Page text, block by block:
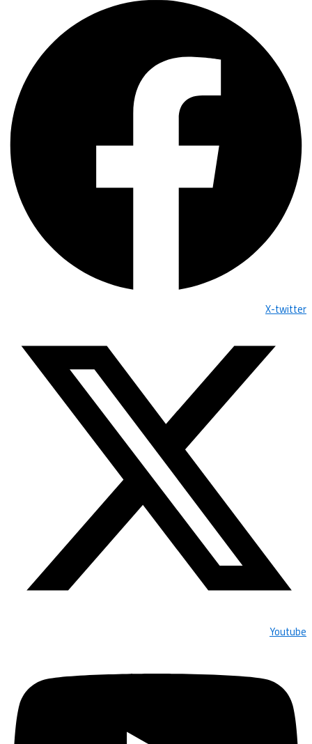
X-twitter
Youtube